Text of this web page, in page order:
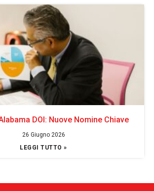
DOI: Nuove Nomine Chiave
26 Giugno 2026
LEGGI TUTTO »